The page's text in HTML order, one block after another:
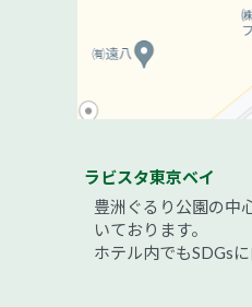
ラビスタ東京ベイ
豊洲ぐるり公園の中
いております。
ホテル内でもSDGs